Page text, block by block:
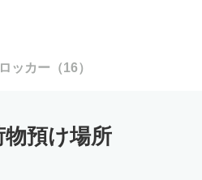
ッカー （16）
預け場所